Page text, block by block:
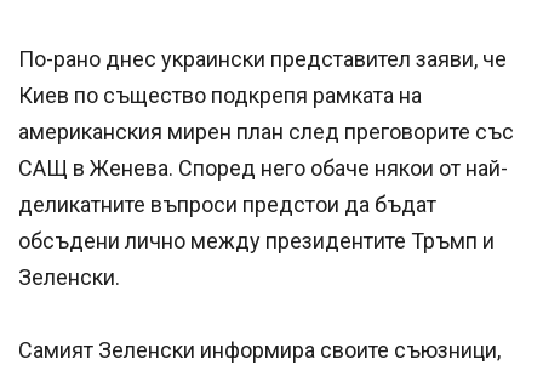
По-рано днес украински представител заяви, че
Киев по същество подкрепя рамката на
американския мирен план след преговорите със
САЩ в Женева. Според него обаче някои от най-
деликатните въпроси предстои да бъдат
обсъдени лично между президентите Тръмп и
Зеленски.
Самият Зеленски информира своите съюзници,